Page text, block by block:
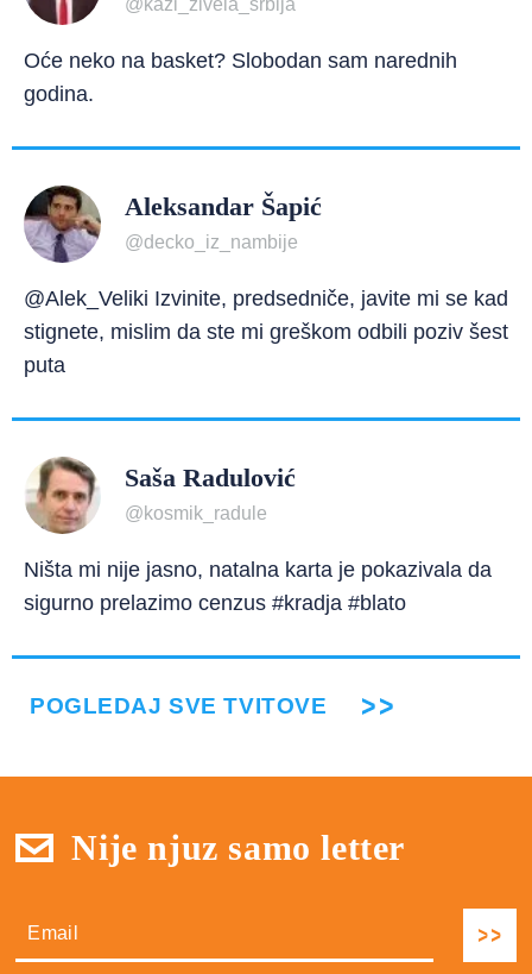
@kazi_zivela_srbija
Oće neko na basket? Slobodan sam narednih
godina.
Aleksandar Šapić
@decko_iz_nambije
@Alek_Veliki Izvinite, predsedniče, javite mi se kad
stignete, mislim da ste mi greškom odbili poziv šest
puta
Saša Radulović
@kosmik_radule
Ništa mi nije jasno, natalna karta je pokazivala da
sigurno prelazimo cenzus #kradja #blato
POGLEDAJ SVE TVITOVE
Nije njuz samo letter